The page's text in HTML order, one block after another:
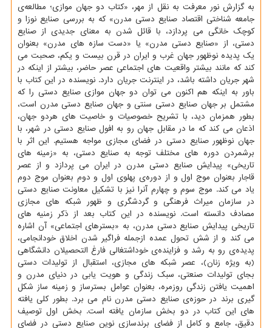
به گزارش نور معرفت به نقل از مهر، «كتاب دو جهان موازی؛ مطالعه‌ی
جامعه شناختی اقتصاد صنایع دستی مدرن» كه به بررسی صنایع نوزا و
كوچك خانگی می پردازد، با قائل شدن به معنای جدیدی از صنایع
دستی، از «صنایع دستی مدرن» یا «دست سازه های مدرن» بعنوان
یك پدیده نوظهور جهان غرب و ایران در قرن بیست و یكم، صحبت می
كند كه مانند بیشتر واقعیت های اجتماعی عصر حاضر، بیشتر از اینكه در
شهر جریان داشته باشد، در اینترنت جریان دارد. نویسنده در این كتاب با
باور به اینكه هم اكنون می توان دو جهان موازی صنایع دستی را كه
مشتمل بر جهان صنایع دستی سنتی و جهان صنایع دستی مدرن است،
بطور همزمان دید، با تشریح خصوصیات و خاصیت های هردو جهان،
اذعان می كند كه ما در مقابل جهان رو به افول صنایع دستی در شهر، با
جهان نوظهور صنایع دستی در فضای مجازی مواجه هستیم. این اثر با
برشمردن دوره های مختلف توجه به صنایع دستی، به «زمینه های
تاریخی» پیدایش صنایع دستی مدرن در ایران می پردازد و از عصر
قاجار بعنوان موج اول و از دوره‌ی پهلوی اول و دوم بعنوان موج دوم
یاد می كند. موج سوم و چهارم آنرا نیز با تشكیل معاونت صنایع دستی
در سازمان میراث فرهنگی و گردشگری و ظهور شبكه های مجازی
مصادف دانسته است. نویسنده در این كتاب بعد از ذكر زمنیه های
تاریخی پیدایش صنایع دستی مدرن، به «بسترهای اجتماعی» آن اشاره
می كند و از شش تحول عمده ازجمله فراگیر شدن اخلاق خودانجامی،
پدیده‌ی رو به رشد و فزاینده‌ی خوداشتغالی فارغ التحصیلان دانشگاهی
(به ویژه زنان)، عصر شبكه های مجازی، استقبال از تولیدات دستی
بجای تولیدات صنعتی، سبك زندگی و هویت یابی در دنیای مدرن و
اهمیت یافتن زندگی روزمره، بعنوان عوامل بسترساز و زمینه ساز شكل
گیری برند در حوزه‌ی صنایع دستی مدرن نام می برد. بطور كلی یافته
های این كتاب در دو بخش سازمان یافته است. بخش اول توصیف
دقیق، جامع و كامل از فضای برندسازی نوین صنایع دستی در فضای